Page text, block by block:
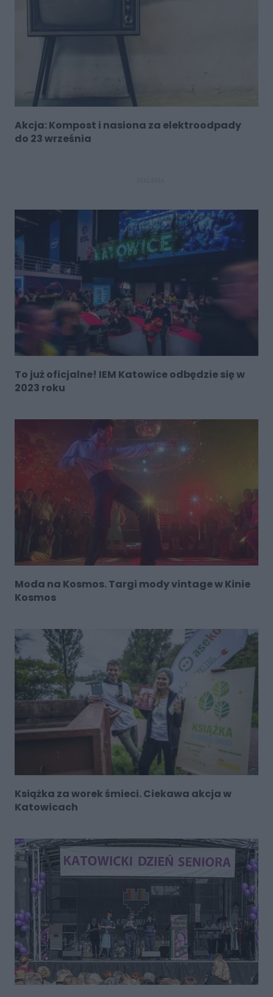
Akcja: Kompost i nasiona za elektroodpady
do 23 września
To już oficjalne! IEM Katowice odbędzie się w
2023 roku
Moda na Kosmos. Targi mody vintage w Kinie
Kosmos
Książka za worek śmieci. Ciekawa akcja w
Katowicach